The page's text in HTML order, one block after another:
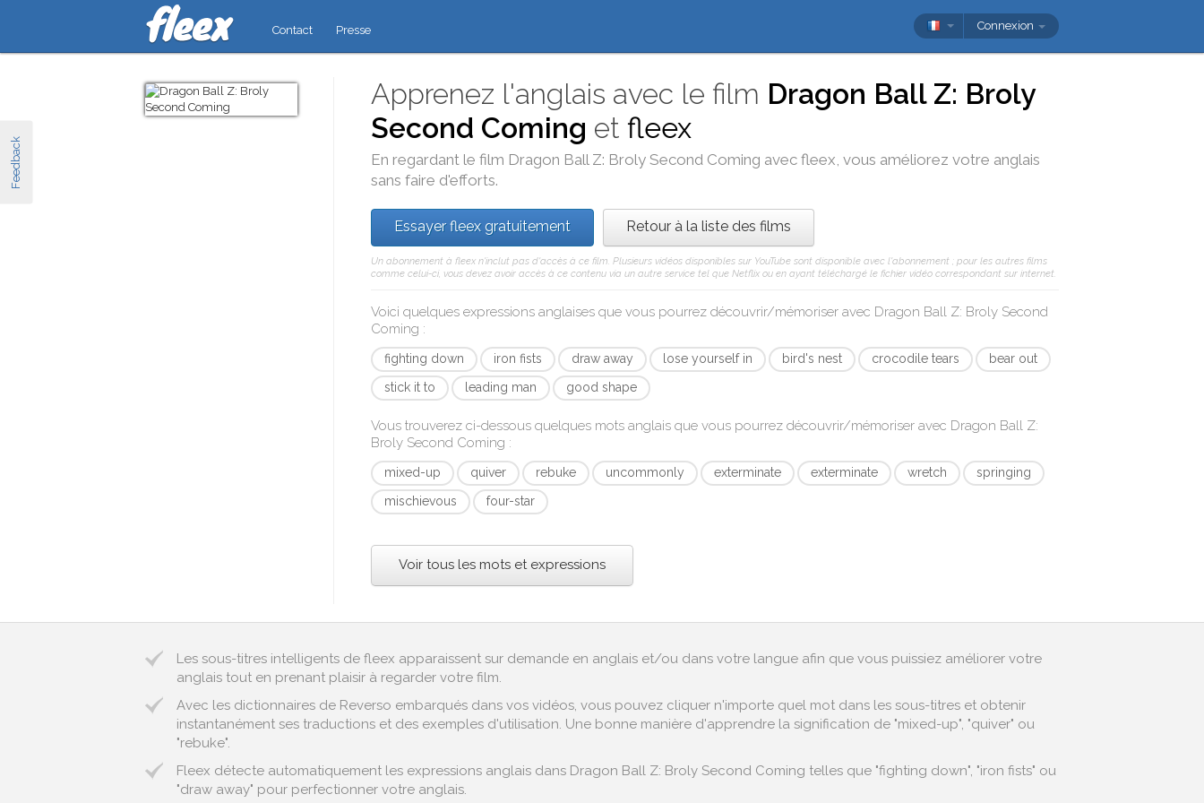
Feedback
Contact Presse Connexion
Apprenez l'anglais avec le film Dragon Ball Z: Broly
Second Coming etfleex
En regardant le film Dragon Ball Z: Broly Second Coming avecfleex, vous améliorez votre anglais
sans faire d'efforts.
Essayer fleex gratuitement Retour à la liste des films
Un abonnement à fleex n'inclut pas d'accès à ce film. Plusieurs vidéos disponibles sur YouTube sont disponible avec l'abonnement ; pour les autres films
comme celui-ci, vous devez avoir accès à ce contenu via un autre service tel que Netflix ou en ayant téléchargé le fichier vidéo correspondant sur internet.
Voici quelques expressions anglaises que vous pourrez découvrir/mémoriser avec Dragon Ball Z: Broly Second
Coming :
fighting down iron fists draw away lose yourself in bird's nest crocodile tears
bear out
stick it to
leading man good shape
Vous trouverez ci-dessous quelques mots anglais que vous pourrez découvrir/mémoriser avec Dragon Ball Z:
Broly Second Coming :
mixed-up quiver rebuke uncommonly exterminate exterminate wretch
springing
mischievous
four-star
Voir tous les mots et expressions
Les sous-titres intelligents de fleex apparaissent sur demande en anglais et/ou dans votre langue afin que vous puissiez améliorer votre
anglais tout en prenant plaisir à regarder votre film.
Avec les dictionnaires de Reverso embarqués dans vos vidéos, vous pouvez cliquer n'importe quel mot dans les sous-titres et obtenir
instantanément ses traductions et des exemples d'utilisation. Une bonne manière d'apprendre la signification de "mixed-up", "quiver" ou
"rebuke".
Fleex détecte automatiquement les expressions anglais dans Dragon Ball Z: Broly Second Coming telles que "fighting down", "iron fists" ou
"draw away" pour perfectionner votre anglais.